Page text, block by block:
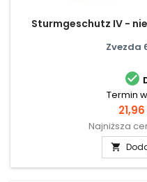
Sturmgeschutz IV -
Zvezda

Termin
Cena
21,96
Najniższa
